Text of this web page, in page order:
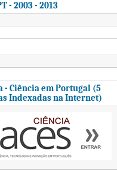
- 2003 - 2013
- Ciência em Portugal (5
Indexadas na Internet)